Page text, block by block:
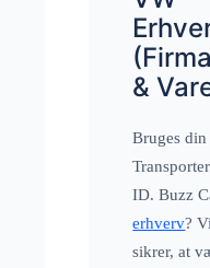
&
Bruges
ID. Buzz
erhverv?
sikrer, at